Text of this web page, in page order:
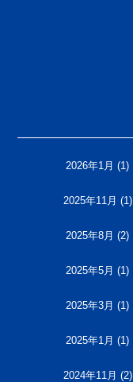
2026年1月 (1)
2025年11月 (1)
2025年8月 (2)
2025年5月 (1)
2025年3月 (1)
2025年1月 (1)
2024年11月 (2)